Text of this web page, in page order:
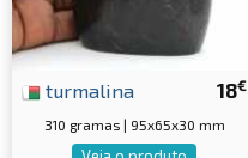
18€
turmalina
310 gramas | 95x65x30 mm